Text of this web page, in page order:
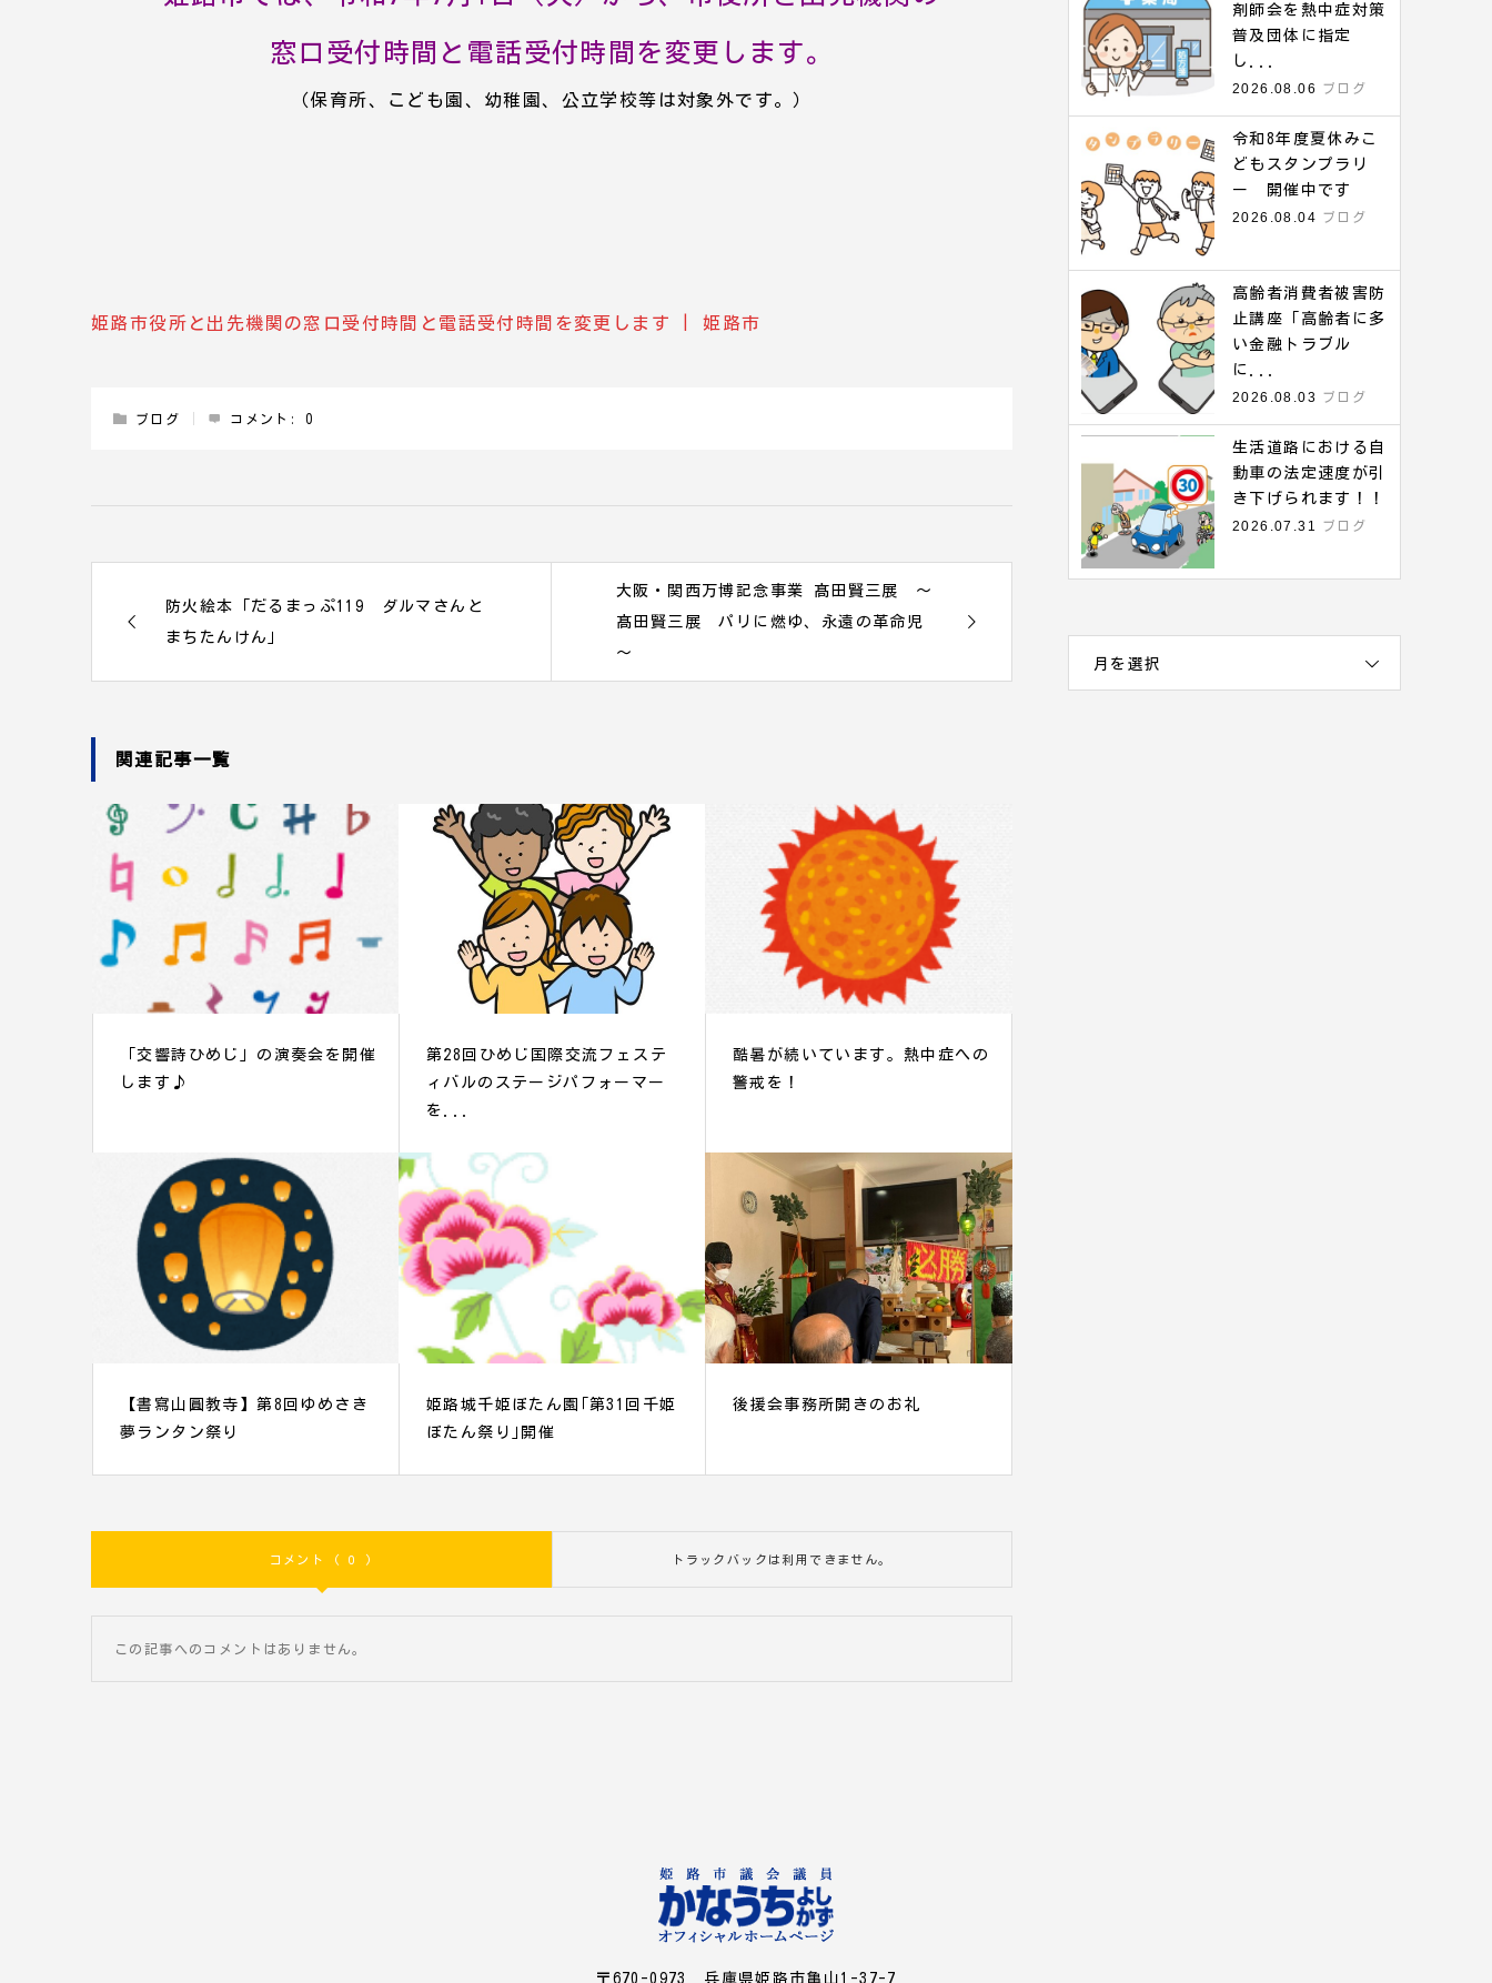
窓口受付時間と電話受付時間を変更します。
（保育所、こども園、幼稚園、公立学校等は対象外です。）
姫路市役所と出先機関の窓口受付時間と電話受付時間を変更します | 姫路市
ブログ コメント: 0
防火絵本「だるまっぷ119 ダルマさんと
まちたんけん」
大阪・関西万博記念事業 髙田賢三展 ～
髙田賢三展 パリに燃ゆ、永遠の革命児
～
関連記事一覧
「交響詩ひめじ」の演奏会を開催
します♪
第28回ひめじ国際交流フェステ
ィバルのステージパフォーマー
を...
酷暑が続いています。熱中症への
警戒を！
【書寫山圓教寺】第8回ゆめさき
夢ランタン祭り
姫路城千姫ぼたん園｢第31回千姫
ぼたん祭り｣開催
後援会事務所開きのお礼
コメント ( 0 ) トラックバックは利用できません。
この記事へのコメントはありません。
剤師会を熱中症対策
普及団体に指定
し...
2026.08.06
ブログ
令和8年度夏休みこ
どもスタンプラリ
ー 開催中です
2026.08.04 ブログ
高齢者消費者被害防
止講座「高齢者に多
い金融トラブル
に...
2026.08.03 ブログ
生活道路における自
動車の法定速度が引
き下げられます！！
2026.07.31
ブログ
月を選択
〒670-0973 兵庫県姫路市亀山1-37-7